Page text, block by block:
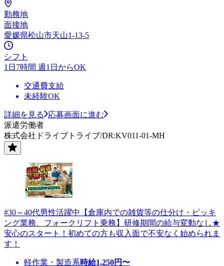
勤務地
面接地
愛媛県松山市天山1-13-5
シフト
1日7時間 週1日からOK
交通費支給
未経験OK
詳細を見る
応募画面に進む
派遣労働者
株式会社ドライブトライブ/DR:KV011-01-MH
#30～40代男性活躍中【倉庫内での雑貨等の仕分け・ピッキ
ング業務、フォークリフト乗務】研修期間の給与変動なし★
安心のスタート！初めての方も収入面で不安なく始められま
す！
軽作業・製造系時給1,250円〜